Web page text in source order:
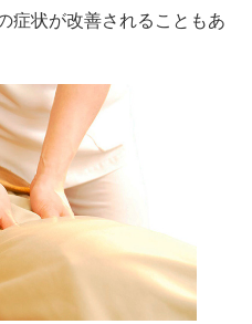
症状が改善されることもあ